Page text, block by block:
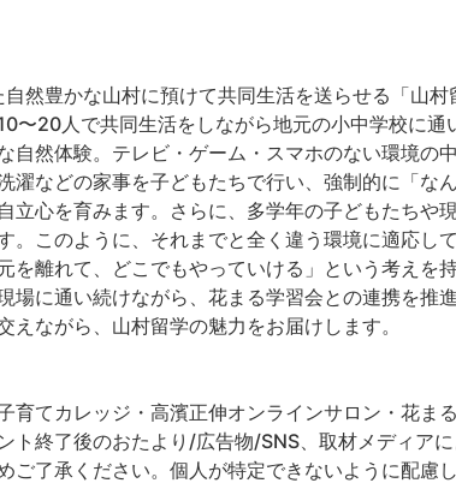
然豊かな山村に預けて共同生活を送らせる「山
〜20人で共同生活をしながら地元の小中学校に通
自然体験。テレビ・ゲーム・スマホのない環境の
濯などの家事を子どもたちで行い、強制的に「な
立心を育みます。️さらに、多学年の子どもたちや
。このように、それまでと全く違う環境に適応し
を離れて、どこでもやっていける」という考えを
場に通い続けながら、花まる学習会との連携を推
ながら、山村留学の魅力をお届けします。
育てカレッジ・高濱正伸オンラインサロン・花ま
ト終了後のおたより/広告物/SNS、取材メディア
ご了承ください。個人が特定できないように配慮